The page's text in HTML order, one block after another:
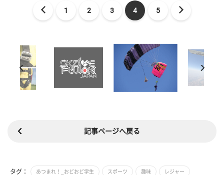
1 2 3 4 5
記事ページへ戻る
タグ： あつまれ！_おどおど学生 スポーツ 趣味 レジャー